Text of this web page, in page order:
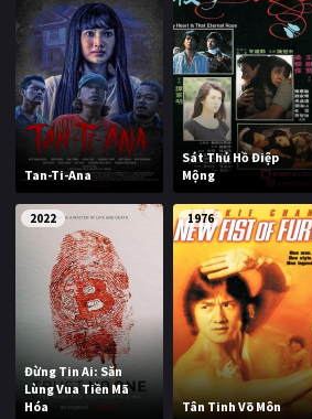
Tan-Ti-Ana
Sát Thủ Hồ Điệp
Mộng
2022
Đừng Tin Ai: Săn
Lùng Vua Tiền Mã
Hóa
1976
Tân Tinh Võ Môn